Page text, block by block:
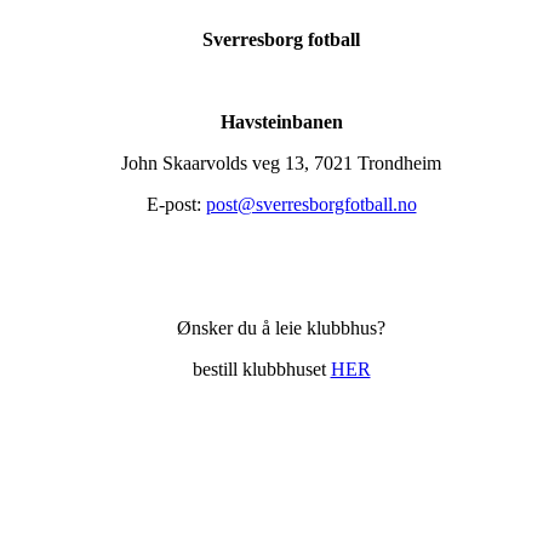
Sverresborg fotball
Havsteinbanen
John Skaarvolds veg 13, 7021 Trondheim
E-post: post@sverresborgfotball.no
Ønsker du å leie klubbhus?
bestill klubbhuset HER